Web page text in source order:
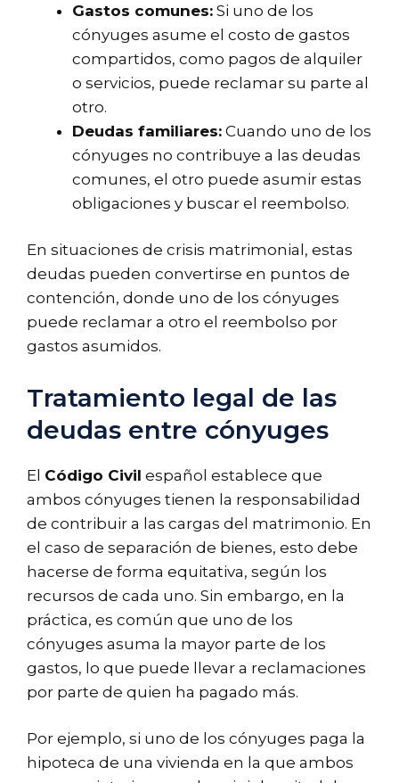
Gastos comunes: Si uno de los
cónyuges asume el costo de gastos
compartidos, como pagos de alquiler
o servicios, puede reclamar su parte al
otro.
Deudas familiares: Cuando uno de los
cónyuges no contribuye a las deudas
comunes, el otro puede asumir estas
obligaciones y buscar el reembolso.
En situaciones de crisis matrimonial, estas
deudas pueden convertirse en puntos de
contención, donde uno de los cónyuges
puede reclamar a otro el reembolso por
gastos asumidos.
Tratamiento legal de las
deudas entre cónyuges
El Código Civil español establece que
ambos cónyuges tienen la responsabilidad
de contribuir a las cargas del matrimonio. En
el caso de separación de bienes, esto debe
hacerse de forma equitativa, según los
recursos de cada uno. Sin embargo, en la
práctica, es común que uno de los
cónyuges asuma la mayor parte de los
gastos, lo que puede llevar a reclamaciones
por parte de quien ha pagado más.
Por ejemplo, si uno de los cónyuges paga la
hipoteca de una vivienda en la que ambos